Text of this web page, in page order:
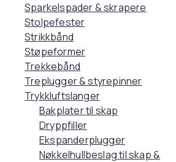
Sparkelspader & skrapere
Stolpefester
Strikkbånd
Støpeformer
Trekkebånd
Treplugger & styrepinner
Trykkluftslanger
Bakplater til skap
Dryppfiller
Ekspanderplugger
Nøkkelhullbeslag til skap &